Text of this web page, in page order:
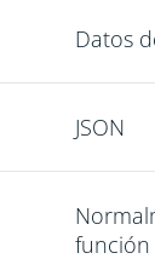
Datos
JSON
función